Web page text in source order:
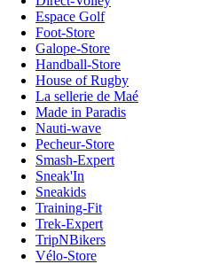
Espace Golf
Foot-Store
Galope-Store
Handball-Store
House of Rugby
La sellerie de Maé
Made in Paradis
Nauti-wave
Pecheur-Store
Smash-Expert
Sneak'In
Sneakids
Training-Fit
Trek-Expert
TripNBikers
Vélo-Store